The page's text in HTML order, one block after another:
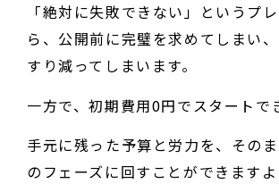
「絶対に失敗できない」というプ
ら、公開前に完璧を求めてしまい
すり減ってしまいます。
一方で、初期費用0円でスタートで
手元に残った予算と労力を、その
のフェーズに回すことができますよ